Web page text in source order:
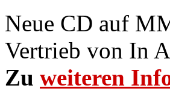
Neue CD auf
Vertrieb von In
Zu weiteren